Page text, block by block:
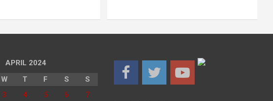
APRIL 2024
W T F S S
3 4 5 6
7